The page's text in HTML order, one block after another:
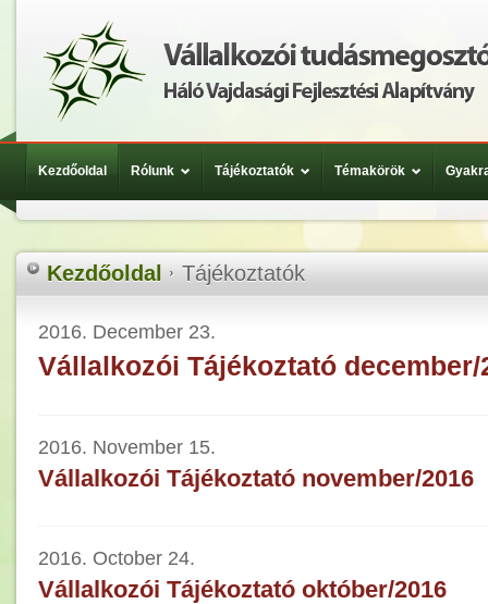
Kezdőoldal Rólunk Tájékoztatók Témakörök
Kezdőoldal Tájékoztatók
2016. December 23.
Vállalkozói Tájékoztató december/
2016. November 15.
Vállalkozói Tájékoztató november/2016
2016. October 24.
Vállalkozói Tájékoztató október/2016